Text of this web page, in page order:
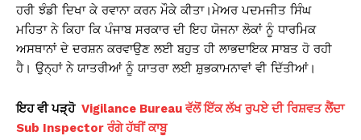
ਹਰੀ ਝੰਡੀ ਦਿਖਾ ਕੇ ਰਵਾਨਾ ਕਰਨ ਮੌਕੇ ਕੀਤਾ।ਮੇਅਰ ਪਦਮਜੀਤ ਸਿੰਘ
ਮਹਿਤਾ ਨੇ ਕਿਹਾ ਕਿ ਪੰਜਾਬ ਸਰਕਾਰ ਦੀ ਇਹ ਯੋਜਨਾ ਲੋਕਾਂ ਨੂੰ ਧਾਰਮਿਕ
ਅਸਥਾਨਾਂ ਦੇ ਦਰਸ਼ਨ ਕਰਵਾਉਣ ਲਈ ਬਹੁਤ ਹੀ ਲਾਭਦਾਇਕ ਸਾਬਤ ਹੋ ਰਹੀ
ਹੈ। ਉਨ੍ਹਾਂ ਨੇ ਯਾਤਰੀਆਂ ਨੂੰ ਯਾਤਰਾ ਲਈ ਸ਼ੁਭਕਾਮਨਾਵਾਂ ਵੀ ਦਿੱਤੀਆਂ।
ਇਹ ਵੀ ਪੜ੍ਹੋ Vigilance Bureau ਵੱਲੋਂ ਇੱਕ ਲੱਖ ਰੁਪਏ ਦੀ ਰਿਸ਼ਵਤ ਲੈਂਦਾ
Sub Inspector ਰੰਗੇ ਹੱਥੀਂ ਕਾਬੂ